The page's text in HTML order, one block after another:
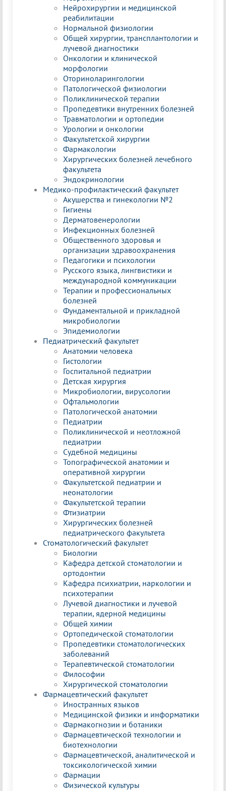
Нейрохирургии и медицинской
реабилитации
Нормальной физиологии
Общей хирургии, трансплантологии и
лучевой диагностики
Онкологии и клинической
морфологии
Оториноларингологии
Патологической физиологии
Поликлинической терапии
Пропедевтики внутренних болезней
Травматологии и ортопедии
Урологии и онкологии
Факультетской хирургии
Фармакологии
Хирургических болезней лечебного
факультета
Эндокринологии
Медико-профилактический факультет
Акушерства и гинекологии №2
Гигиены
Дерматовенерологии
Инфекционных болезней
Общественного здоровья и
организации здравоохранения
Педагогики и психологии
Русского языка, лингвистики и
международной коммуникации
Терапии и профессиональных
болезней
Фундаментальной и прикладной
микробиологии
Эпидемиологии
Педиатрический факультет
Анатомии человека
Гистологии
Госпитальной педиатрии
Детская хирургия
Микробиологии, вирусологии
Офтальмологии
Патологической анатомии
Педиатрии
Поликлинической и неотложной
педиатрии
Судебной медицины
Топографической анатомии и
оперативной хирургии
Факультетской педиатрии и
неонатологии
Факультетской терапии
Фтизиатрии
Хирургических болезней
педиатрического факультета
Стоматологический факультет
Биологии
Кафедра детской стоматологии и
ортодонтии
Кафедра психиатрии, наркологии и
психотерапии
Лучевой диагностики и лучевой
терапии, ядерной медицины
Общей химии
Ортопедической стоматологии
Пропедевтики стоматологических
заболеваний
Терапевтической стоматологии
Философии
Хирургической стоматологии
Фармацевтический факультет
Иностранных языков
Медицинской физики и информатики
Фармакогнозии и ботаники
Фармацевтической технологии и
биотехнологии
Фармацевтической, аналитической и
токсикологической химии
Фармации
Физической культуры